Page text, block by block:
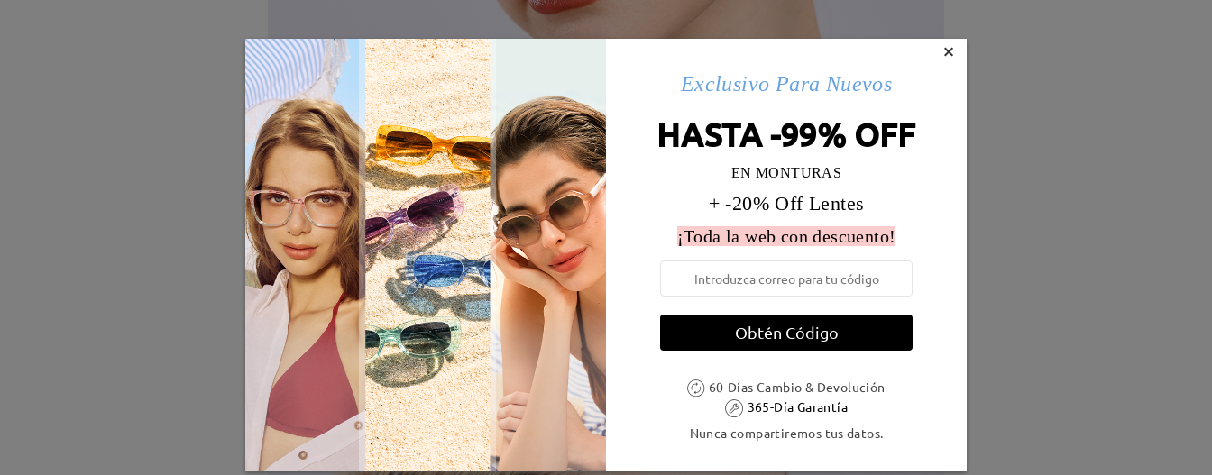
×
Exclusivo Para Nuevos
HASTA -99% OFF
EN MONTURAS
+ -20% Off Lentes
¡Toda la web con descuento!
Obtén Código
60-Días Cambio & Devolución
365-Día Garantía
Nunca compartiremos tus datos.